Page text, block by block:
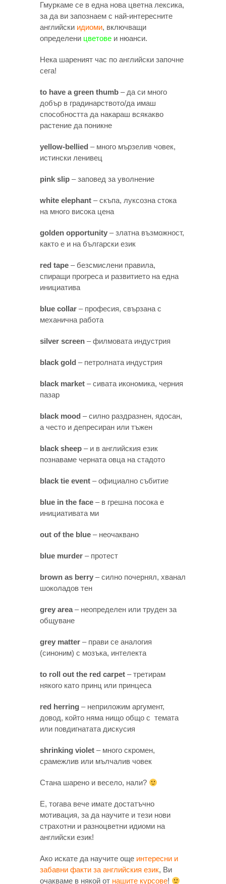
Гмуркаме се в една нова цветна лексика,
за да ви запознаем с най-интересните
английски идиоми, включващи
определени цветове и нюанси.
Нека шареният час по английски започне
сега!
to have a green thumb – да си много
добър в градинарството/да имаш
способността да накараш всякакво
растение да поникне
yellow-bellied – много мързелив човек,
истински ленивец
pink slip – заповед за уволнение
white elephant – скъпа, луксозна стока
на много висока цена
golden opportunity – златна възможност,
както е и на български език
red tape – безсмислени правила,
спиращи прогреса и развитието на една
инициатива
blue collar – професия, свързана с
механична работа
silver screen – филмовата индустрия
black gold – петролната индустрия
black market – сивата икономика, черния
пазар
black mood – силно раздразнен, ядосан,
а често и депресиран или тъжен
black sheep – и в английския език
познаваме черната овца на стадото
black tie event – официално събитие
blue in the face – в грешна посока е
инициативата ми
out of the blue – неочаквано
blue murder – протест
brown as berry – силно почернял, хванал
шоколадов тен
grey area– неопределен или труден за
общуване
grey matter – прави се аналогия
(синоним) с мозъка, интелекта
to roll out the red carpet – третирам
някого като принц или принцеса
red herring – неприложим аргумент,
довод, който няма нищо общо с темата
или повдигнатата дискусия
shrinking violet – много скромен,
срамежлив или мълчалив човек
Стана шарено и весело, нали?
Е, тогава вече имате достатъчно
мотивация, за да научите и тези нови
страхотни и разноцветни идиоми на
английски език!
Ако искате да научите още интересни и
забавни факти за английския език, Ви
очакваме в някой от нашите курсове!